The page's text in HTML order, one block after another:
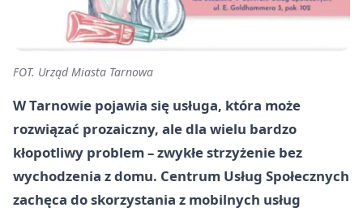
FOT. Urząd Miasta Tarnowa
W Tarnowie pojawia się usługa, która może
rozwiązać prozaiczny, ale dla wielu bardzo
kłopotliwy problem – zwykłe strzyżenie bez
wychodzenia z domu. Centrum Usług Społecznych
zachęca do skorzystania z mobilnych usług